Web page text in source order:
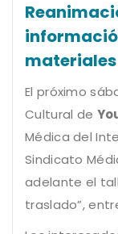
El próximo
Cultural de
Médica del
Sindicato
adelante el
traslado”,